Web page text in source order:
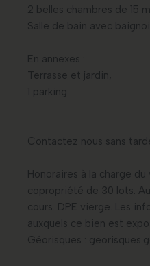
2 belles chambres de 15
Salle de bain avec
En annexes :
Terrasse et jardin,
1 parking
Contactez nous sans
Honoraires à la charge du
copropriété de 30 lots.
cours. DPE vierge. Les
auxquels ce bien est
Géorisques :